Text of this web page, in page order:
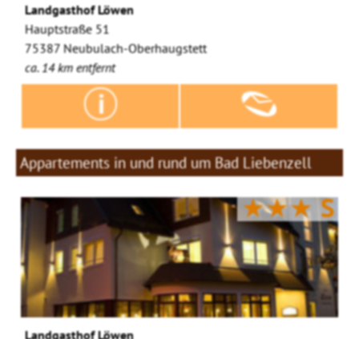
Landgasthof Löwen
Hauptstraße 51
75387 Neubulach-Oberhaugstett
ca. 14 km entfernt
Appartements in und rund um Bad Liebenzell
★★★S
Landgasthof Löwen